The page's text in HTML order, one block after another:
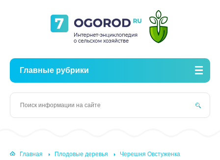
Главные рубрики
Главная Плодовые деревья Черешня Овстуженка